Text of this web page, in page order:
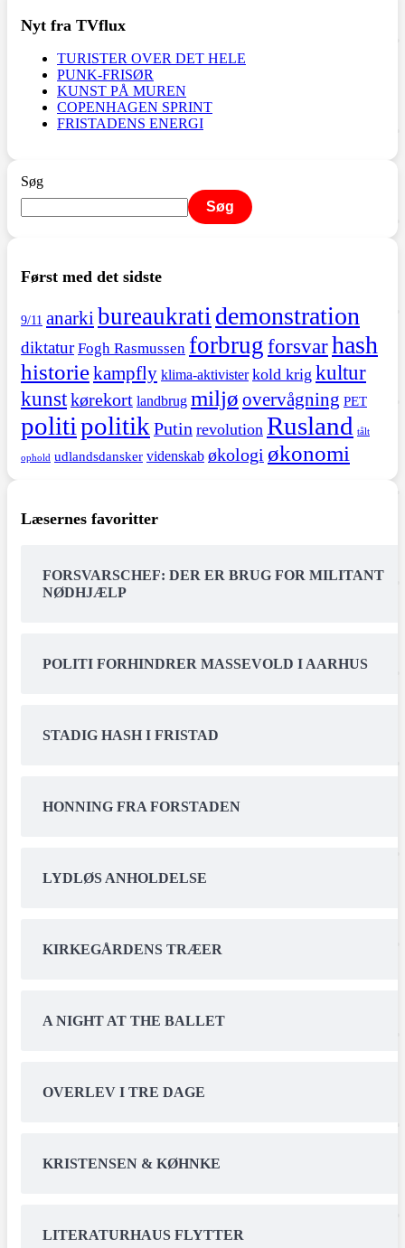
Nyt fra TVflux
TURISTER OVER DET HELE
PUNK-FRISØR
KUNST PÅ MUREN
COPENHAGEN SPRINT
FRISTADENS ENERGI
Søg
Søg
Først med det sidste
9/11 anarkibureaukrati demonstration
diktatur Fogh Rasmussen forbrugforsvarhash
historiekampfly klima-aktivister kold krig kultur
kunstkørekort landbrug miljø overvågning PET
politipolitikPutin revolution Rusland tålt
ophold udlandsdansker videnskab økologi økonomi
Læsernes favoritter
FORSVARSCHEF: DER ER BRUG FOR MILITANT
NØDHJÆLP
POLITI FORHINDRER MASSEVOLD I AARHUS
STADIG HASH I FRISTAD
HONNING FRA FORSTADEN
LYDLØS ANHOLDELSE
KIRKEGÅRDENS TRÆER
A NIGHT AT THE BALLET
OVERLEV I TRE DAGE
KRISTENSEN & KØHNKE
LITERATURHAUS FLYTTER